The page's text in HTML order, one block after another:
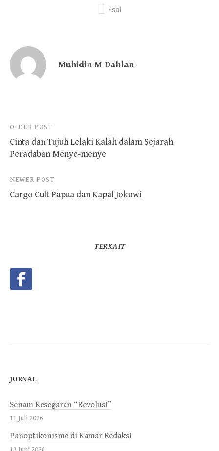
Esai
Muhidin M Dahlan
Post
navigation
OLDER POST
Cinta dan Tujuh Lelaki Kalah dalam Sejarah
Peradaban Menye-menye
NEWER POST
Cargo Cult Papua dan Kapal Jokowi
TERKAIT
JURNAL
Senam Kesegaran “Revolusi”
11 Juli 2026
Panoptikonisme di Kamar Redaksi